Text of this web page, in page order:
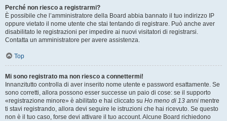
Perché non riesco a registrarmi?
È possibile che l’amministratore della Board abbia bannato il tuo indirizzo IP
oppure vietato il nome utente che stai tentando di registrare. Può anche aver
disabilitato le registrazioni per impedire ai nuovi visitatori di registrarsi.
Contatta un amministratore per avere assistenza.
Top
Mi sono registrato ma non riesco a connettermi!
Innanzitutto controlla di aver inserito nome utente e password esattamente. Se
sono corretti, allora possono esser successe un paio di cose: se il supporto
«registrazione minore» è abilitato e hai cliccato su Ho meno di 13 anni mentre
ti stavi registrando, allora devi seguire le istruzioni che hai ricevuto. Se questo
non è il tuo caso, forse devi attivare il tuo account. Alcune Board richiedono